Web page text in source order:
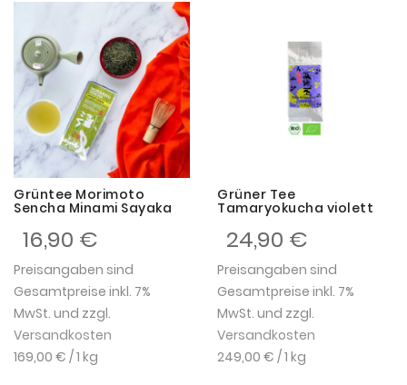
Grüntee Morimoto
Sencha Minami Sayaka
16,90 €
Preisangaben sind
Gesamtpreise inkl. 7%
MwSt. und zzgl.
Versandkosten
169,00 € / 1 kg
Grüner Tee
Tamaryokucha violett
24,90 €
Preisangaben sind
Gesamtpreise inkl. 7%
MwSt. und zzgl.
Versandkosten
249,00 € / 1 kg